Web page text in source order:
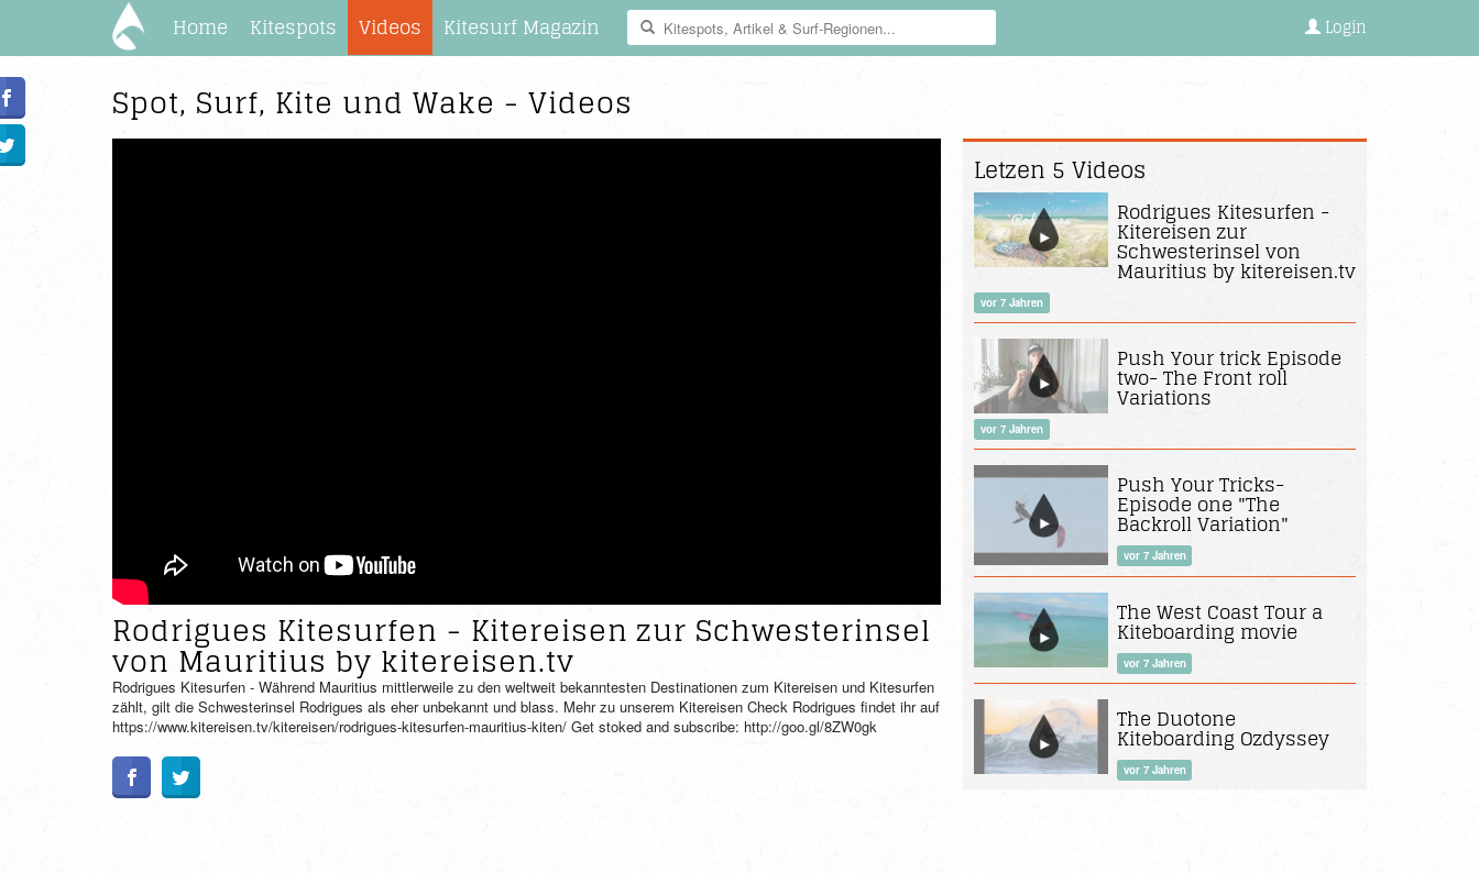
Home Kitespots Videos Kitesurf Magazin Login
Spot, Surf, Kite und Wake - Videos
Rodrigues Kitesurfen - Kitereisen zur Schwesterinsel
von Mauritius by kitereisen.tv
Rodrigues Kitesurfen - Während Mauritius mittlerweile zu den weltweit bekanntesten Destinationen zum Kitereisen und Kitesurfen
zählt, gilt die Schwesterinsel Rodrigues als eher unbekannt und blass. Mehr zu unserem Kitereisen Check Rodrigues findet ihr auf
https://www.kitereisen.tv/kitereisen/rodrigues-kitesurfen-mauritius-kiten/ Get stoked and subscribe: http://goo.gl/8ZW0gk
Letzen 5 Videos
Rodrigues Kitesurfen -
Kitereisen zur
Schwesterinsel von
Mauritius by kitereisen.tv
vor 7 Jahren
Push Your trick Episode
two- The Front roll
Variations
vor 7 Jahren
Push Your Tricks-
Episode one "The
Backroll Variation"
vor 7 Jahren
The West Coast Tour a
Kiteboarding movie
vor 7 Jahren
The Duotone
Kiteboarding Ozdyssey
vor 7 Jahren